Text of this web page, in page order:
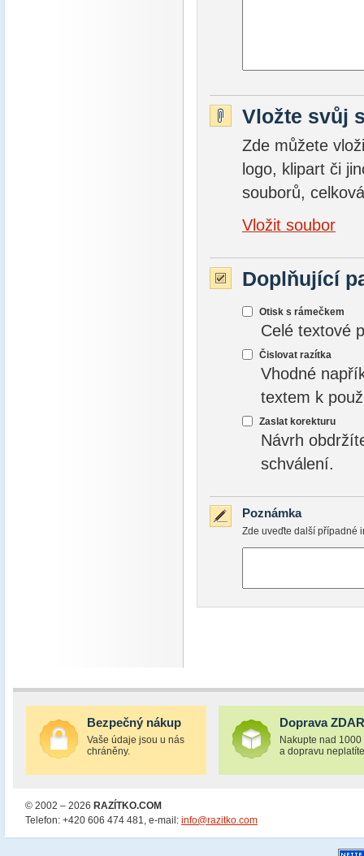
Vložte svůj
Zde můžete
logo, klipart či
souborů,
Vložit soubor
Doplňující
Otisk s rámečkem
Celé textové
Čislovat razítka
Vhodné
textem k
Zaslat korekturu
Návrh
schválení.
Poznámka
Zde uveďte další případné
Bezpečný nákup
Vaše údaje jsou u nás
chráněny.
Doprava
Nakupte nad 1000
a dopravu
© 2002 – 2026 RAZÍTKO.COM
Telefon: +420 606 474 481, e-mail: info@razitko.com